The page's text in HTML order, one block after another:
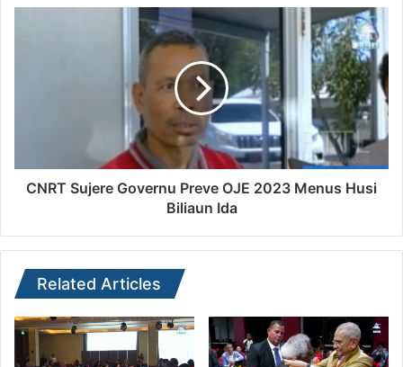
CNRT Sujere Governu Preve OJE 2023 Menus Husi
Biliaun Ida
Related Articles